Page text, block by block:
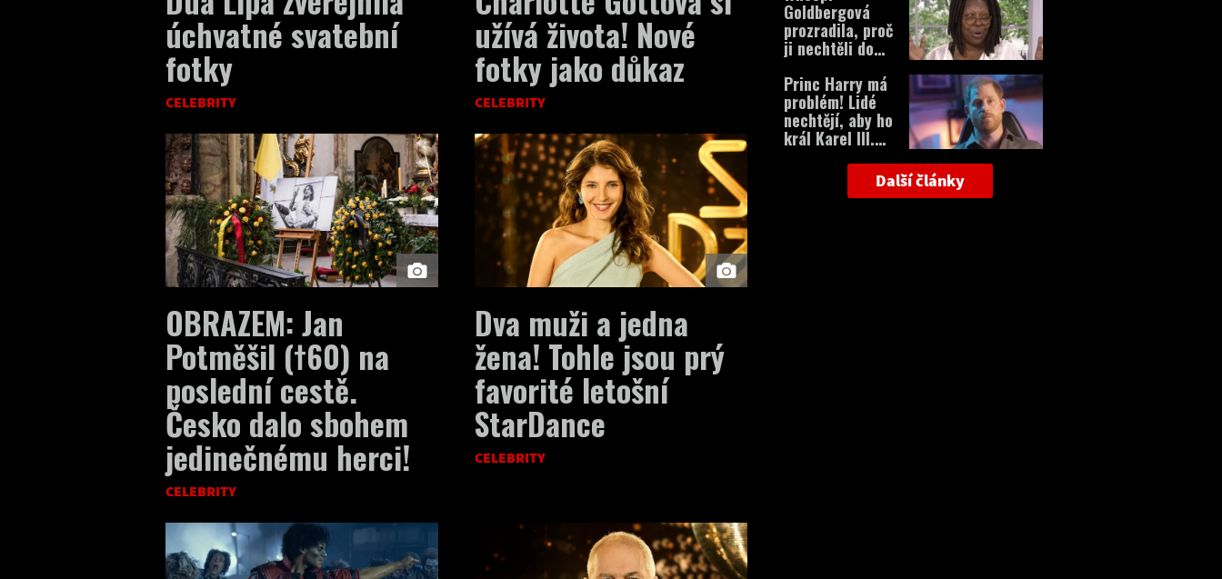
úchvatné svatební
fotky
CELEBRITY
užívá života! Nové
fotky jako důkaz
CELEBRITY
OBRAZEM: Jan
Potměšil (†60) na
poslední cestě.
Česko dalo sbohem
jedinečnému herci!
CELEBRITY
Dva muži a jedna
žena! Tohle jsou prý
favorité letošní
StarDance
CELEBRITY
Goldbergová
prozradila, proč
ji nechtěli do
rolí!
Princ Harry má
problém! Lidé
nechtějí, aby ho
král Karel III.
Další články